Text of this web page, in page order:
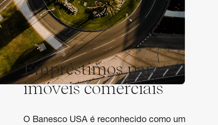
Empréstimos para
imóveis comerciais
O Banesco USA é reconhecido como um